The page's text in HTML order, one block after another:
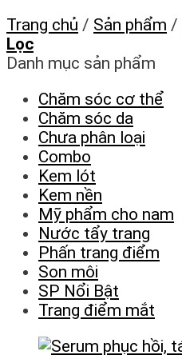
Trang chủ / Sản phẩm /
Lọc
Danh mục sản phẩm
Chăm sóc cơ thể
Chăm sóc da
Chưa phân loại
Combo
Kem lót
Kem nền
Mỹ phẩm cho nam
Nước tẩy trang
Phấn trang điểm
Son môi
SP Nổi Bật
Trang điểm mắt